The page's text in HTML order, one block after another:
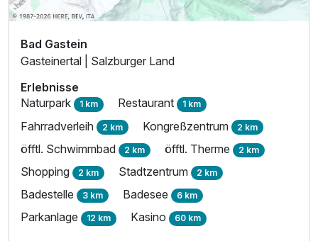
Bad Gastein
Gasteinertal | Salzburger Land
Erlebnisse
Naturpark 1 km Restaurant 1 km
Fahrradverleih 2 km Kongreßzentrum 2 km
öfftl. Schwimmbad 2 km öfftl. Therme 2 km
Shopping 2 km Stadtzentrum 2 km
Badestelle 3 km Badesee 6 km
Parkanlage 12 km Kasino 60 km